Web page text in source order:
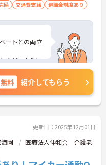
備 交通費支給 退職金制度あり
ートとの両立
など、さらに
ご相談くださ
無料 紹介してもらう
更新日：2025年12月01日
園
医療法人伸和会 介護老